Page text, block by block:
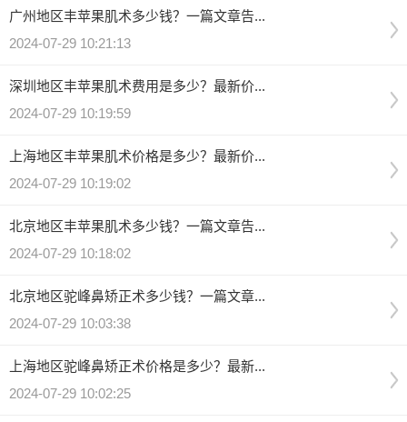
广州地区丰苹果肌术多少钱？一篇文章告...
2024-07-29 10:21:13
深圳地区丰苹果肌术费用是多少？最新价...
2024-07-29 10:19:59
上海地区丰苹果肌术价格是多少？最新价...
2024-07-29 10:19:02
北京地区丰苹果肌术多少钱？一篇文章告...
2024-07-29 10:18:02
北京地区驼峰鼻矫正术多少钱？一篇文章...
2024-07-29 10:03:38
上海地区驼峰鼻矫正术价格是多少？最新...
2024-07-29 10:02:25